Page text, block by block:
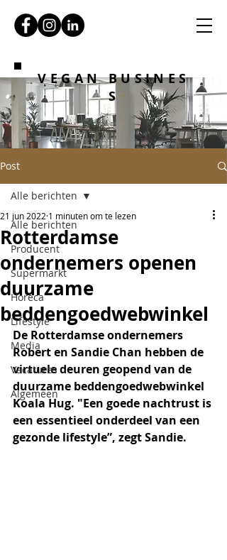
VEGAN BUSINES
S
Post
Alle berichten
Producent
Supermarkt
Horeca
Lifestyle
Media
Vacatures
Algemeen
Alle berichten
Rotterdamse
ondernemers openen
duurzame
beddengoedwebwinkel
21 jun 2022 1 minuten om te lezen
De Rotterdamse ondernemers
Robert en Sandie Chan hebben de
virtuele deuren geopend van de
duurzame beddengoedwebwinkel
Koala Hug. "Een goede nachtrust is
een essentieel onderdeel van een
gezonde lifestyle”, zegt Sandie.